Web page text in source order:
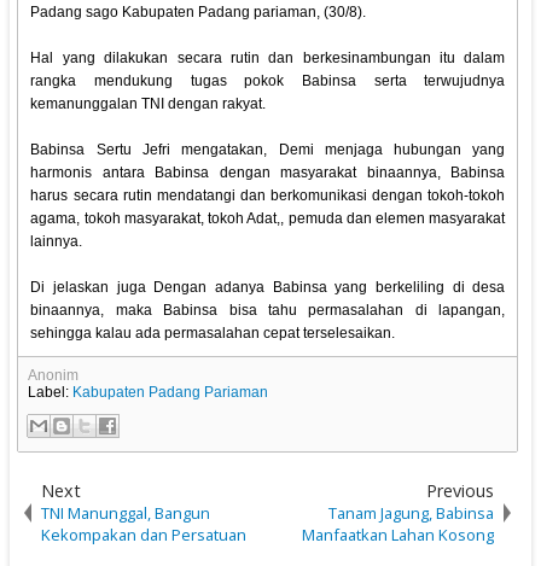
Padang sago Kabupaten Padang pariaman, (30/8).
Hal yang dilakukan secara rutin dan berkesinambungan itu dalam
rangka mendukung tugas pokok Babinsa serta terwujudnya
kemanunggalan TNI dengan rakyat.
Babinsa Sertu Jefri mengatakan, Demi menjaga hubungan yang
harmonis antara Babinsa dengan masyarakat binaannya, Babinsa
harus secara rutin mendatangi dan berkomunikasi dengan tokoh-tokoh
agama, tokoh masyarakat, tokoh Adat,, pemuda dan elemen masyarakat
lainnya.
Di jelaskan juga Dengan adanya Babinsa yang berkeliling di desa
binaannya, maka Babinsa bisa tahu permasalahan di lapangan,
sehingga kalau ada permasalahan cepat terselesaikan.
Anonim
Label: Kabupaten Padang Pariaman
Next
TNI Manunggal, Bangun
Kekompakan dan Persatuan
Previous
Tanam Jagung, Babinsa
Manfaatkan Lahan Kosong